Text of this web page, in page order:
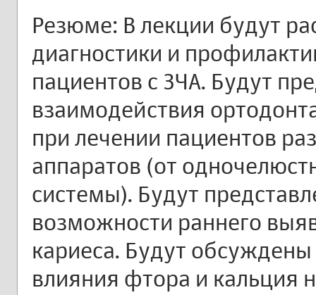
Резюме: В лекции будут
диагностики и
пациентов с ЗЧА. Будут
взаимодействия
при лечении пациентов
аппаратов (от
системы). Будут
возможности раннего
кариеса. Будут
влияния фтора и кальция